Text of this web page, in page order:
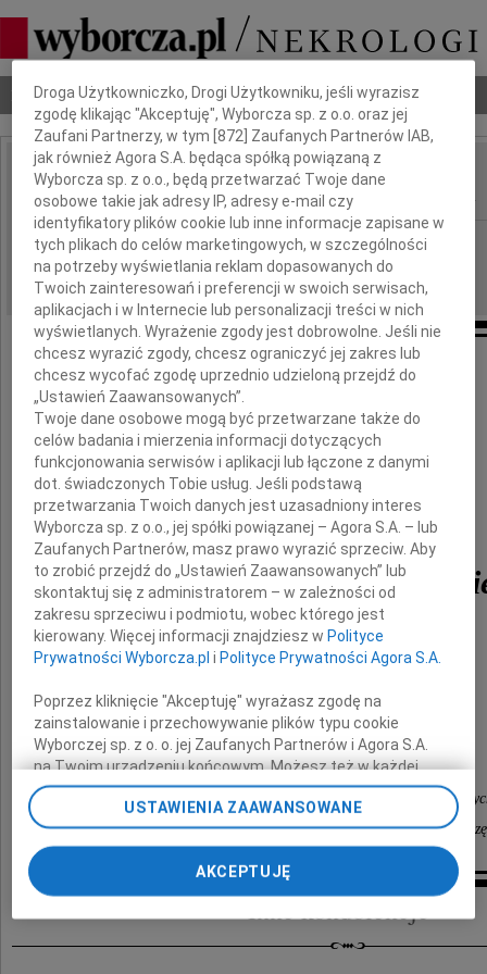
Nekrologi Odeszli Poradnik pogrzebowy
IMIĘ I NAZWISKO: Sławomir Chaszczyński
REGION: Częstochowa
DATA EMISJI: 30.12.2011
Z ogromnym smutkiem pożegnaliśmy
naszego Kolegę, radcę prawnego
Sławomira
Rodzinie
najszczersze wyrazy współczucia
składają
Dziekan i Rada Okręgowej Izby Radców
w Opolu oraz koleżanki i koledzy radcowie prawni z okręgu
Inne kondolencje
Dbamy o Twoją prywatność
Droga Użytkowniczko, Drogi Użytkowniku, jeśli wyrazisz
zgodę klikając "Akceptuję", Wyborcza sp. z o.o. oraz jej
Zaufani Partnerzy, w tym [872 ] Zaufanych Partnerów IAB,
jak również Agora S.A. będąca spółką powiązaną z
Wyborcza sp. z o.o., będą przetwarzać Twoje dane
osobowe takie jak adresy IP, adresy e-mail czy
identyfikatory plików cookie lub inne informacje zapisane w
tych plikach do celów marketingowych, w szczególności
na potrzeby wyświetlania reklam dopasowanych do
Twoich zainteresowań i preferencji w swoich serwisach,
aplikacjach i w Internecie lub personalizacji treści w nich
wyświetlanych. Wyrażenie zgody jest dobrowolne. Jeśli nie
chcesz wyrazić zgody, chcesz ograniczyć jej zakres lub
chcesz wycofać zgodę uprzednio udzieloną przejdź do
„Ustawień Zaawansowanych”.
Twoje dane osobowe mogą być przetwarzane także do
celów badania i mierzenia informacji dotyczących
funkcjonowania serwisów i aplikacji lub łączone z danymi
dot. świadczonych Tobie usług. Jeśli podstawą
przetwarzania Twoich danych jest uzasadniony interes
Wyborcza sp. z o.o., jej spółki powiązanej – Agora S.A. – lub
Zaufanych Partnerów, masz prawo wyrazić sprzeciw. Aby
to zrobić przejdź do „Ustawień Zaawansowanych” lub
skontaktuj się z administratorem – w zależności od
zakresu sprzeciwu i podmiotu, wobec którego jest
kierowany. Więcej informacji znajdziesz w Polityce
Prywatności Wyborcza.pl i Polityce Prywatności Agora S.A.
Poprzez kliknięcie "Akceptuję" wyrażasz zgodę na
zainstalowanie i przechowywanie plików typu cookie
Wyborczej sp. z o. o. jej Zaufanych Partnerów i Agora S.A.
na Twoim urządzeniu końcowym. Możesz też w każdej
chwili zmienić swoje preferencje dot. plików cookie,
ponownie wywołując narzędzie do zarządzania Twoimi
preferencjami dot. przetwarzania danych poprzez
odnośnik „Ustawienia prywatności” w stopce serwisu i
przechodząc do sekcji „Ustawienia zaawansowane”.
Zmiana ustawień plików cookie możliwa jest także za
pomocą ustawień przeglądarki.
USTAWIENIA ZAAWANSOWANE
AKCEPTUJĘ